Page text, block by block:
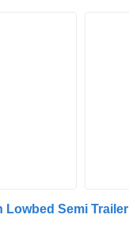
Lowbed Semi Trailer